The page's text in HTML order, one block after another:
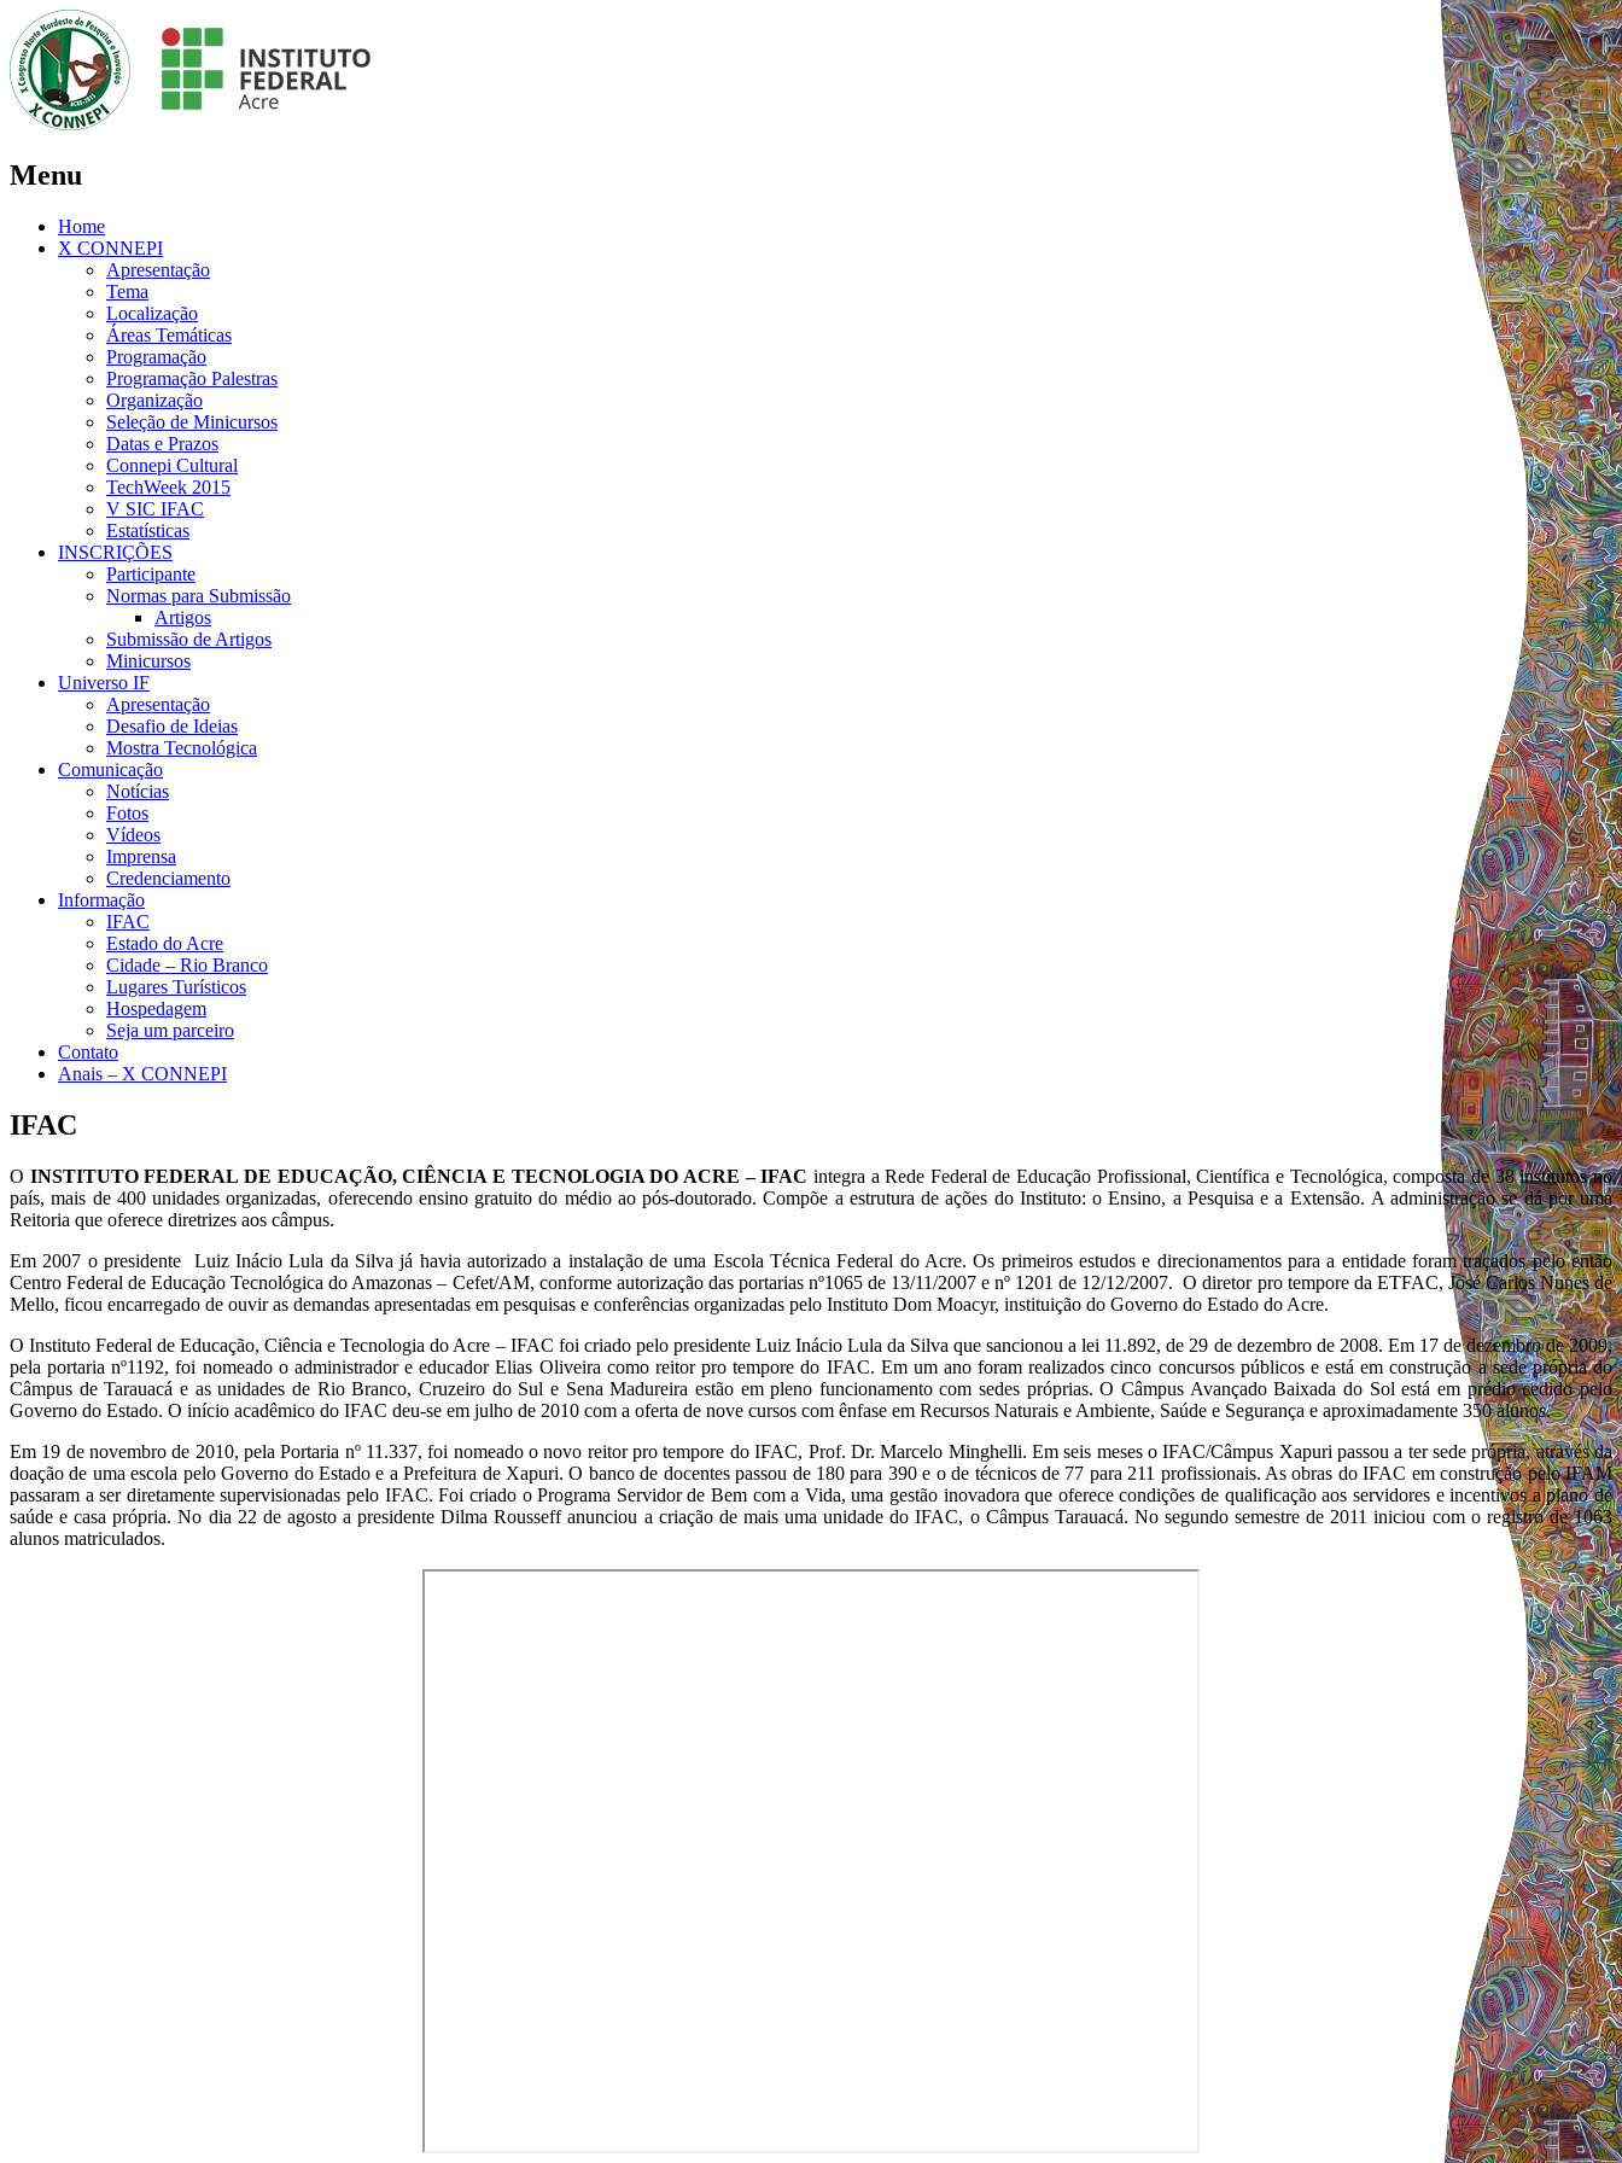
Menu
Home
X CONNEPI
Apresentação
Tema
Localização
Áreas Temáticas
Programação
Programação Palestras
Organização
Seleção de Minicursos
Datas e Prazos
Connepi Cultural
TechWeek 2015
V SIC IFAC
Estatísticas
INSCRIÇÕES
Participante
Normas para Submissão
Artigos
Submissão de Artigos
Minicursos
Universo IF
Apresentação
Desafio de Ideias
Mostra Tecnológica
Comunicação
Notícias
Fotos
Vídeos
Imprensa
Credenciamento
Informação
IFAC
Estado do Acre
Cidade – Rio Branco
Lugares Turísticos
Hospedagem
Seja um parceiro
Contato
Anais – X CONNEPI
IFAC
O INSTITUTO FEDERAL DE EDUCAÇÃO, CIÊNCIA E TECNOLOGIA DO ACRE – IFAC integra a Rede Federal de Educação Profissional, Científica e Tecnológica, composta de 38 institutos no
país, mais de 400 unidades organizadas, oferecendo ensino gratuito do médio ao pós-doutorado. Compõe a estrutura de ações do Instituto: o Ensino, a Pesquisa e a Extensão. A administração se dá por uma
Reitoria que oferece diretrizes aos câmpus.
Em 2007 o presidente Luiz Inácio Lula da Silva já havia autorizado a instalação de uma Escola Técnica Federal do Acre. Os primeiros estudos e direcionamentos para a entidade foram traçados pelo então
Centro Federal de Educação Tecnológica do Amazonas – Cefet/AM, conforme autorização das portarias nº1065 de 13/11/2007 e nº 1201 de 12/12/2007. O diretor pro tempore da ETFAC, José Carlos Nunes de
Mello, ficou encarregado de ouvir as demandas apresentadas em pesquisas e conferências organizadas pelo Instituto Dom Moacyr, instituição do Governo do Estado do Acre.
O Instituto Federal de Educação, Ciência e Tecnologia do Acre – IFAC foi criado pelo presidente Luiz Inácio Lula da Silva que sancionou a lei 11.892, de 29 de dezembro de 2008. Em 17 de dezembro de 2009,
pela portaria nº1192, foi nomeado o administrador e educador Elias Oliveira como reitor pro tempore do IFAC. Em um ano foram realizados cinco concursos públicos e está em construção a sede própria do
Câmpus de Tarauacá e as unidades de Rio Branco, Cruzeiro do Sul e Sena Madureira estão em pleno funcionamento com sedes próprias. O Câmpus Avançado Baixada do Sol está em prédio cedido pelo
Governo do Estado. O início acadêmico do IFAC deu-se em julho de 2010 com a oferta de nove cursos com ênfase em Recursos Naturais e Ambiente, Saúde e Segurança e aproximadamente 350 alunos.
Em 19 de novembro de 2010, pela Portaria nº 11.337, foi nomeado o novo reitor pro tempore do IFAC, Prof. Dr. Marcelo Minghelli. Em seis meses o IFAC/Câmpus Xapuri passou a ter sede própria, através da
doação de uma escola pelo Governo do Estado e a Prefeitura de Xapuri. O banco de docentes passou de 180 para 390 e o de técnicos de 77 para 211 profissionais. As obras do IFAC em construção pelo IFAM
passaram a ser diretamente supervisionadas pelo IFAC. Foi criado o Programa Servidor de Bem com a Vida, uma gestão inovadora que oferece condições de qualificação aos servidores e incentivos a plano de
saúde e casa própria. No dia 22 de agosto a presidente Dilma Rousseff anunciou a criação de mais uma unidade do IFAC, o Câmpus Tarauacá. No segundo semestre de 2011 iniciou com o registro de 1063
alunos matriculados.